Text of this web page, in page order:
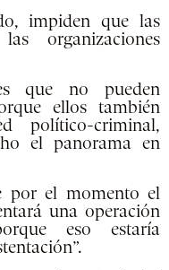
impiden que las
organizaciones
que no pueden
ellos también
político-criminal,
el panorama en
por el momento el
una operación
eso estaría